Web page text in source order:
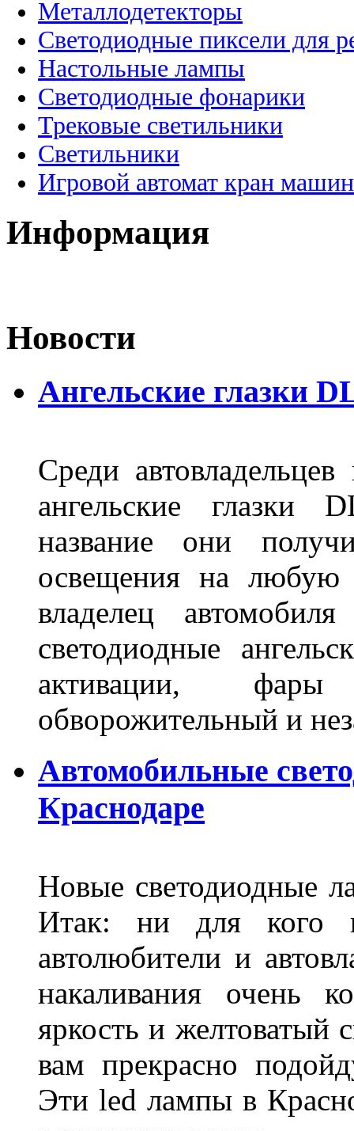
Металлодетекторы
Светодиодные пиксели для
Настольные лампы
Светодиодные фонарики
Трековые светильники
Светильники
Игровой автомат кран
Информация
Новости
Ангельские глазки
Среди
ангельские глазки
название они
освещения на любую
владелец
светодиодные
активации, фары
обворожительный и
Автомобильные
Краснодаре
Новые светодиодные
Итак: ни для кого
автолюбители и
накаливания очень
яркость и желтоватый
вам прекрасно
Эти led лампы в